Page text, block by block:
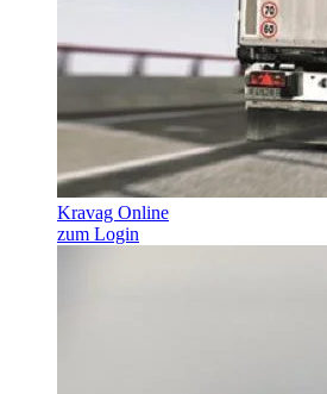
Kravag Online
zum Login